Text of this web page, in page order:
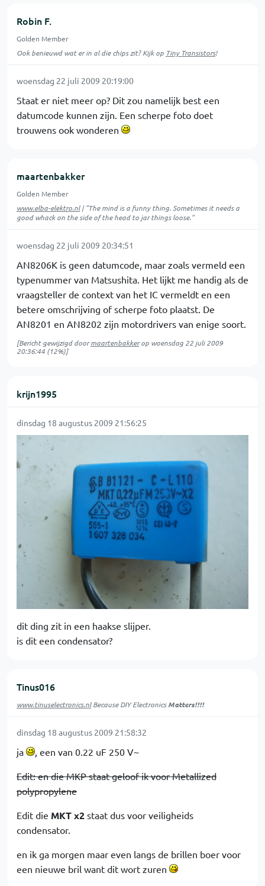
Robin F.
Golden Member
Ook benieuwd wat er in al die chips zit? Kijk op Tiny Transistors!
woensdag 22 juli 2009 20:19:00
Staat er niet meer op? Dit zou namelijk best een
datumcode kunnen zijn. Een scherpe foto doet
trouwens ook wonderen
maartenbakker
Golden Member
www.elba-elektro.nl| "The mind is a funny thing. Sometimes it needs a
good whack on the side of the head to jar things loose."
woensdag 22 juli 2009 20:34:51
AN8206K is geen datumcode, maar zoals vermeld een
typenummer van Matsushita. Het lijkt me handig als de
vraagsteller de context van het IC vermeldt en een
betere omschrijving of scherpe foto plaatst. De
AN8201 en AN8202 zijn motordrivers van enige soort.
[Bericht gewijzigd doormaartenbakkerop woensdag 22 juli 2009
20:36:44 (12%)]
krijn1995
dinsdag 18 augustus 2009 21:56:25
dit ding zit in een haakse slijper.
is dit een condensator?
Tinus016
www.tinuselectronics.nlBecause DIY ElectronicsMatters!!!!
dinsdag 18 augustus 2009 21:58:32
ja , een van 0.22 uF 250 V~
Edit: en die MKP staat geloof ik voor Metallized
polypropylene
Edit die MKT x2 staat dus voor veiligheids
condensator.
en ik ga morgen maar even langs de brillen boer voor
een nieuwe bril want dit wort zuren